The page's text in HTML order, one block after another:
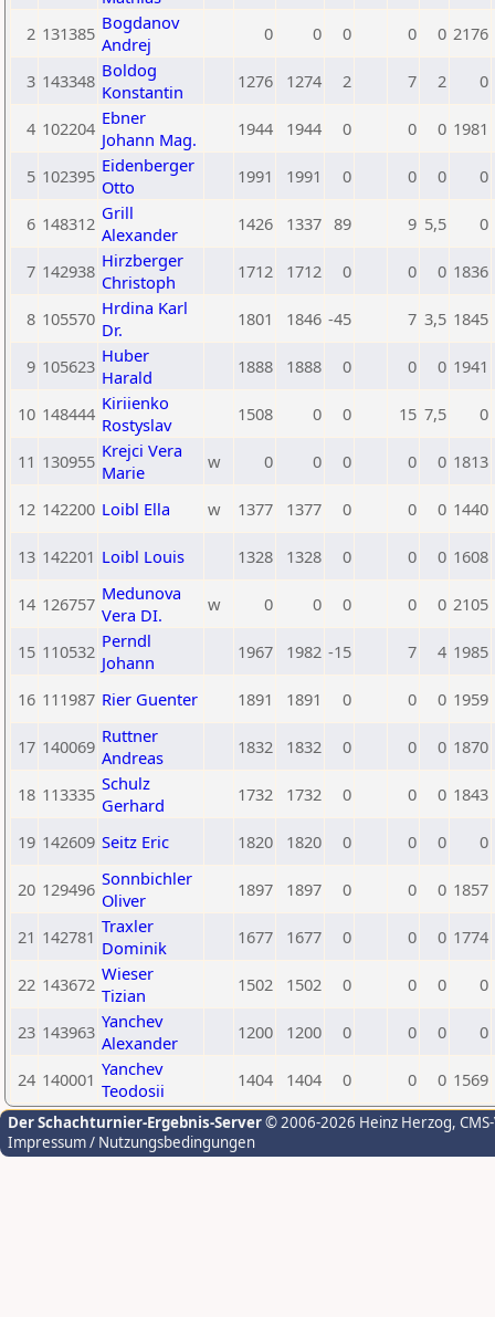
2 131385 Bogdanov
Andrej
0 0 0 0 0 2176
3 143348 Boldog
Konstantin
1276 1274 2 7 2 0
4 102204 Ebner
Johann Mag.
1944 1944 0 0 0 1981
5 102395 Eidenberger
Otto
1991 1991 0 0 0 0
6 148312 Grill
Alexander
1426 1337 89 9 5,5 0
7 142938 Hirzberger
Christoph
1712 1712 0 0 0 1836
8 105570 Hrdina Karl
Dr.
1801 1846 -45 7 3,5 1845
9 105623 Huber
Harald
1888 1888 0 0 0 1941
10 148444 Kiriienko
Rostyslav
1508 0 0 15 7,5 0
11 130955 Krejci Vera
Marie
w 0 0 0 0 0 1813
12 142200 Loibl Ella w 1377 1377 0 0 0 1440
13 142201 Loibl Louis 1328 1328 0 0 0 1608
14 126757 Medunova
Vera DI.
w 0 0 0 0 0 2105
15 110532 Perndl
Johann
1967 1982 -15 7 4 1985
16 111987 Rier Guenter 1891 1891 0 0 0 1959
17 140069 Ruttner
Andreas
1832 1832 0 0 0 1870
18 113335 Schulz
Gerhard
1732 1732 0 0 0 1843
19 142609 Seitz Eric 1820 1820 0 0 0 0
20 129496 Sonnbichler
Oliver
1897 1897 0 0 0 1857
21 142781 Traxler
Dominik
1677 1677 0 0 0 1774
22 143672 Wieser
Tizian
1502 1502 0 0 0 0
23 143963 Yanchev
Alexander
1200 1200 0 0 0 0
24 140001 Yanchev
Teodosii
1404 1404 0 0 0 1569
Der Schachturnier-Ergebnis-Server© 2006-2026 Heinz Herzog,
Impressum / Nutzungsbedingungen